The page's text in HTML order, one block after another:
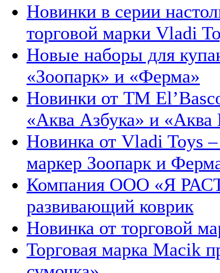
Новинки в серии
торговой марки Vladi
Новые наборы для
«Зоопарк» и «Ферма»
Новинки от ТМ
«Аква Азбука» и «Аква
Новинка от Vladi Toys
маркер Зоопарк и
Компания ООО «Я
развивающий коврик
Новинка от торговой
Торговая марка Macik